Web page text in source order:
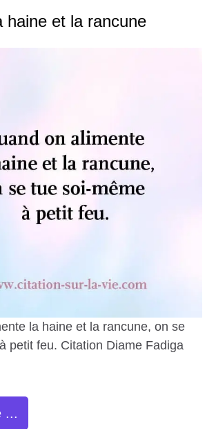
haine et la rancune
la haine et la rancune, on se
petit feu. Citation Diame Fadiga
...